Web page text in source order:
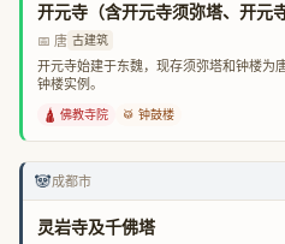
开元寺（含开元寺须弥塔、开元
📅 唐 古建筑
开元寺始建于东魏，现存须弥塔和钟楼为
钟楼实例。
🛕 佛教寺院 🥁 钟鼓楼
🐼成都市
灵岩寺及千佛塔